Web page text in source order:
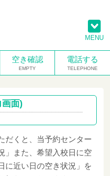
空き確認 電話する
面)
だくと、当予約センター
」また、希望入校日に空
に近い日の空き状況」を
MENU